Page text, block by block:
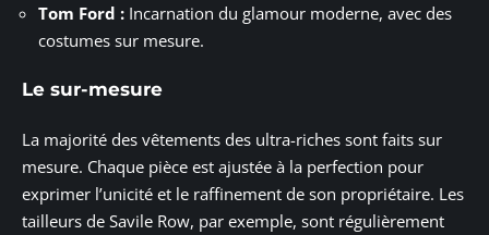
Tom Ford : Incarnation du glamour moderne, avec des
costumes sur mesure.
Le sur-mesure
La majorité des vêtements des ultra-riches sont faits sur
mesure. Chaque pièce est ajustée à la perfection pour
exprimer l’unicité et le raffinement de son propriétaire. Les
tailleurs de Savile Row, par exemple, sont régulièrement